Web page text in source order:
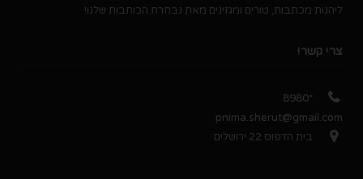
ליהנות מכתבות, טורים ומגזינים מאת נבחרת הכותבות שלנו!
צרי קשר!
*8980
pnima.sherut@gmail.com
בית הדפוס 22 ירושלים